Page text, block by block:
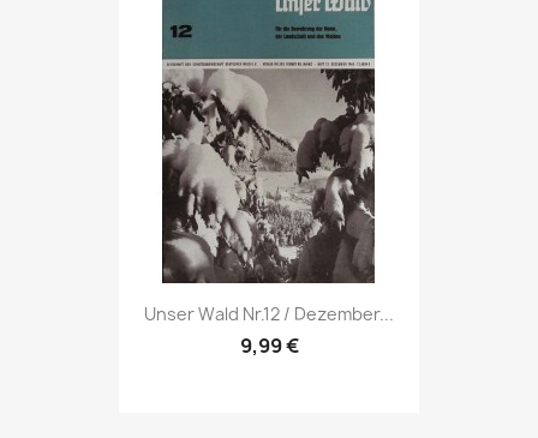
 Vorschau
Unser Wald Nr.12 / Dezember...
9,99 €